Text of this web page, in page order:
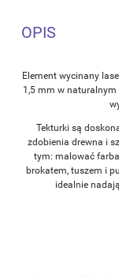
OPIS
Element wycinany
1,5 mm w
Tekturki są
zdobienia drewna i
tym: malować
brokatem, tuszem i
idealnie